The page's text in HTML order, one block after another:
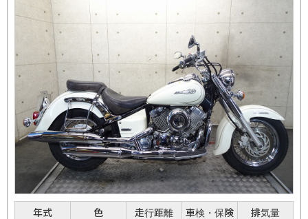
年式 色 走行距離 車検・保険
排気量